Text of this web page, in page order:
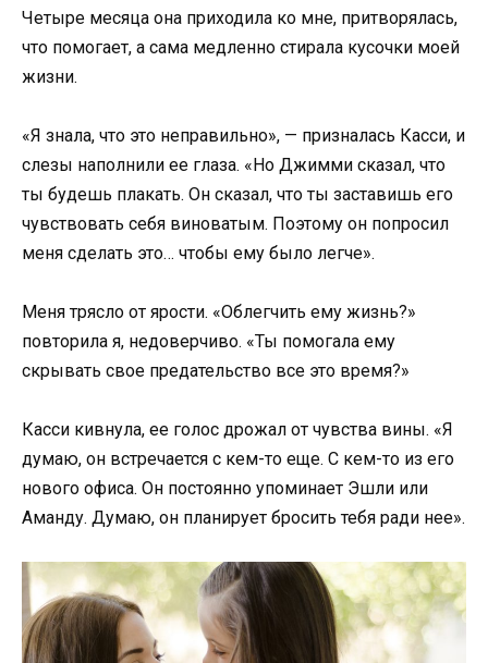
Четыре месяца она приходила ко мне, притворялась,
что помогает, а сама медленно стирала кусочки моей
жизни.
«Я знала, что это неправильно», — призналась Касси, и
слезы наполнили ее глаза. «Но Джимми сказал, что
ты будешь плакать. Он сказал, что ты заставишь его
чувствовать себя виноватым. Поэтому он попросил
меня сделать это… чтобы ему было легче».
Меня трясло от ярости. «Облегчить ему жизнь?»
повторила я, недоверчиво. «Ты помогала ему
скрывать свое предательство все это время?»
Касси кивнула, ее голос дрожал от чувства вины. «Я
думаю, он встречается с кем-то еще. С кем-то из его
нового офиса. Он постоянно упоминает Эшли или
Аманду. Думаю, он планирует бросить тебя ради нее».